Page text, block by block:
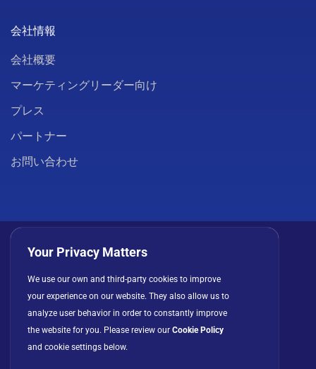
会社情報
会社概要
マーケティングリーダー向け
プレス
パートナー
お問い合わせ
ライセンス契約
Your Privacy Matters
We use our own and third-party cookies to improve
your experience on our website. They also allow us to
analyze user behavior in order to constantly improve
the website for you. Please review our Cookie Policy
and cookie settings below.